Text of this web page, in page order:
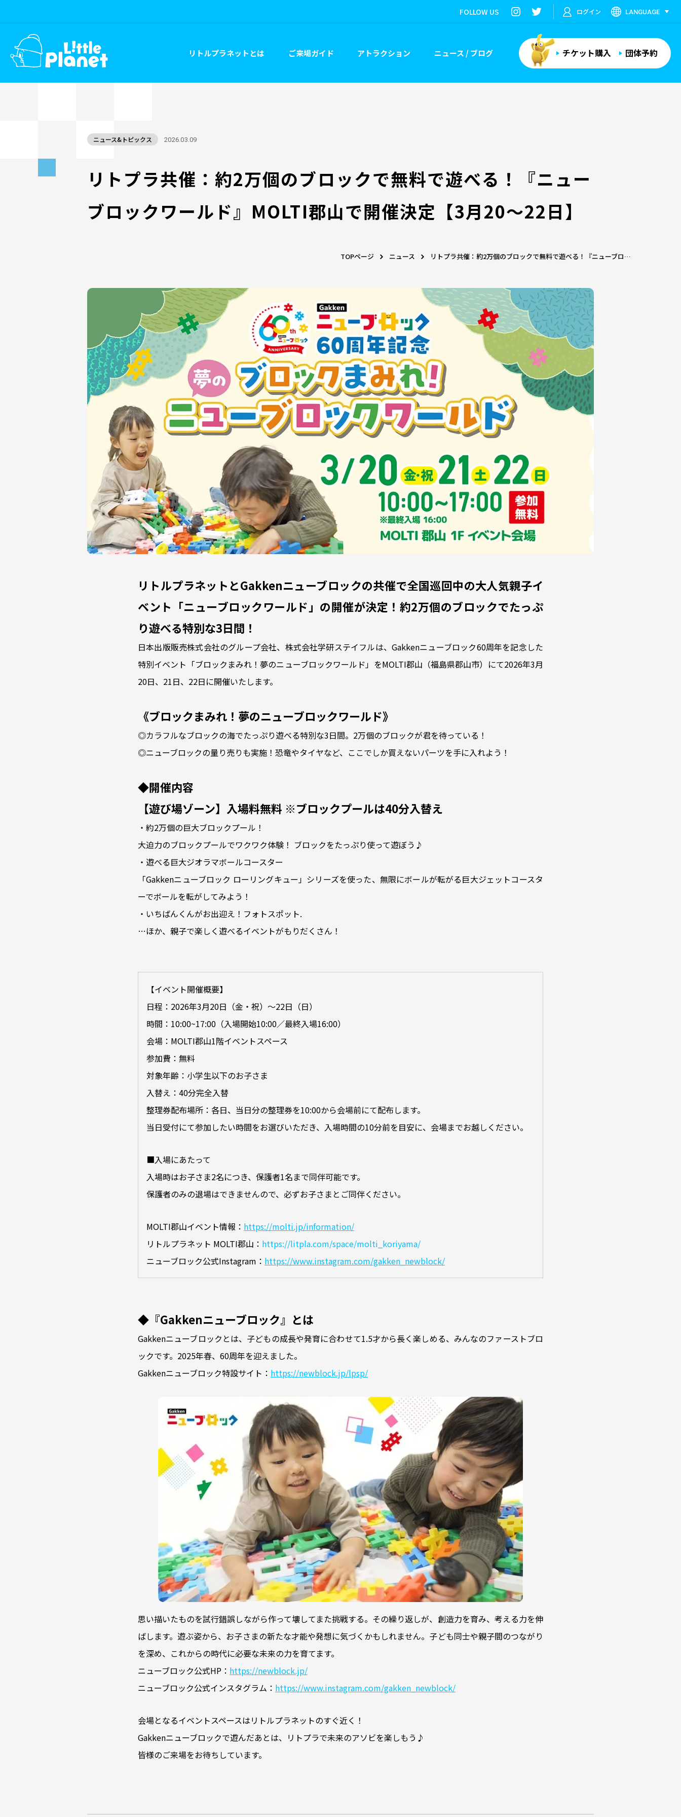
FOLLOW US ログイン LANGUAGE
リトルプラネットとは ご来場ガイド アトラクション ニュース / ブログ チケット購入 団体予約
ニュース&トピックス 2026.03.09
リトプラ共催：約2万個のブロックで無料で遊べる！『ニュー
ブロックワールド』MOLTI郡山で開催決定【3月20～22日】
TOPページ ニュース リトプラ共催：約2万個のブロックで無料で遊べる！『ニューブロックワールド』MOLTI郡山で開催決定【3月20～22日】
リトルプラネットとGakkenニューブロックの共催で全国巡回中の大人気親子イ
ベント「ニューブロックワールド」の開催が決定！約2万個のブロックでたっぷ
り遊べる特別な3日間！
日本出版販売株式会社のグループ会社、株式会社学研ステイフルは、Gakkenニューブロック60周年を記念した
特別イベント「ブロックまみれ！夢のニューブロックワールド」をMOLTI郡山（福島県郡山市）にて2026年3月
20日、21日、22日に開催いたします。
《ブロックまみれ！夢のニューブロックワールド》
◎カラフルなブロックの海でたっぷり遊べる特別な3日間。2万個のブロックが君を待っている！
◎ニューブロックの量り売りも実施！恐竜やタイヤなど、ここでしか買えないパーツを手に入れよう！
◆開催内容
【遊び場ゾーン】入場料無料 ※ブロックプールは40分入替え
・約2万個の巨大ブロックプール！
大迫力のブロックプールでワクワク体験！ ブロックをたっぷり使って遊ぼう♪
・遊べる巨大ジオラマボールコースター
「Gakkenニューブロック ローリングキュー」シリーズを使った、無限にボールが転がる巨大ジェットコースタ
ーでボールを転がしてみよう！
・いちばんくんがお出迎え！フォトスポット.
…ほか、親子で楽しく遊べるイベントがもりだくさん！
【イベント開催概要】
日程：2026年3月20日（金・祝）〜22日（日）
時間：10:00~17:00（入場開始10:00／最終入場16:00）
会場：MOLTI郡山1階イベントスペース
参加費：無料
対象年齢：小学生以下のお子さま
入替え：40分完全入替
整理券配布場所：各日、当日分の整理券を10:00から会場前にて配布します。
当日受付にて参加したい時間をお選びいただき、入場時間の10分前を目安に、会場までお越しください。
■入場にあたって
入場時はお子さま2名につき、保護者1名まで同伴可能です。
保護者のみの退場はできませんので、必ずお子さまとご同伴ください。
MOLTI郡山イベント情報： https://molti.jp/information/
リトルプラネット MOLTI郡山： https://litpla.com/space/molti_koriyama/
ニューブロック公式Instagram： https://www.instagram.com/gakken_newblock/
◆『Gakkenニューブロック』とは
Gakkenニューブロックとは、子どもの成長や発育に合わせて1.5才から長く楽しめる、みんなのファーストブロ
ックです。2025年春、60周年を迎えました。
Gakkenニューブロック特設サイト： https://newblock.jp/lpsp/
思い描いたものを試行錯誤しながら作って壊してまた挑戦する。その繰り返しが、創造力を育み、考える力を伸
ばします。遊ぶ姿から、お子さまの新たな才能や発想に気づくかもしれません。子ども同士や親子間のつながり
を深め、これからの時代に必要な未来の力を育てます。
ニューブロック公式HP： https://newblock.jp/
ニューブロック公式インスタグラム： https://www.instagram.com/gakken_newblock/
会場となるイベントスペースはリトルプラネットのすぐ近く！
Gakkenニューブロックで遊んだあとは、リトプラで未来のアソビを楽しもう♪
皆様のご来場をお待ちしています。